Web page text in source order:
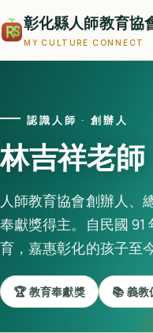
彰化縣人師教育協
MY CULTURE CONNECT
認識人師 · 創辦人
林吉祥老師
人師教育協會創辦人、
奉獻獎得主。自民國 91
育，嘉惠彰化的孩子至今
🏆 教育奉獻獎 📚 義教